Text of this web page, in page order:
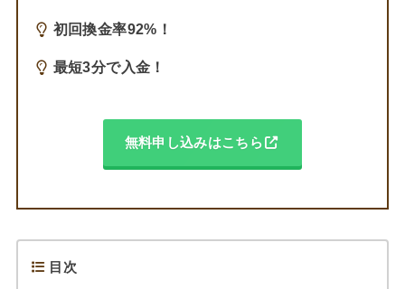
初回換金率92%！
最短3分で入金！
無料申し込みはこちら
目次